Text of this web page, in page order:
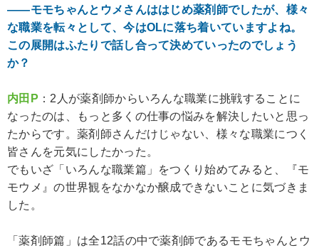
――モモちゃんとウメさんははじめ薬剤師でしたが、様々
な職業を転々として、今はOLに落ち着いていますよね。
この展開はふたりで話し合って決めていったのでしょう
か？
内田P ：2人が薬剤師からいろんな職業に挑戦することに
なったのは、もっと多くの仕事の悩みを解決したいと思っ
たからです。薬剤師さんだけじゃない、様々な職業につく
皆さんを元気にしたかった。
でもいざ「いろんな職業篇」をつくり始めてみると、『モ
モウメ』の世界観をなかなか醸成できないことに気づきま
した。
「薬剤師篇」は全12話の中で薬剤師であるモモちゃんとウ